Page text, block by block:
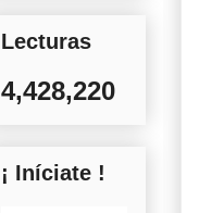
Lecturas
4,428,220
¡ Iníciate !